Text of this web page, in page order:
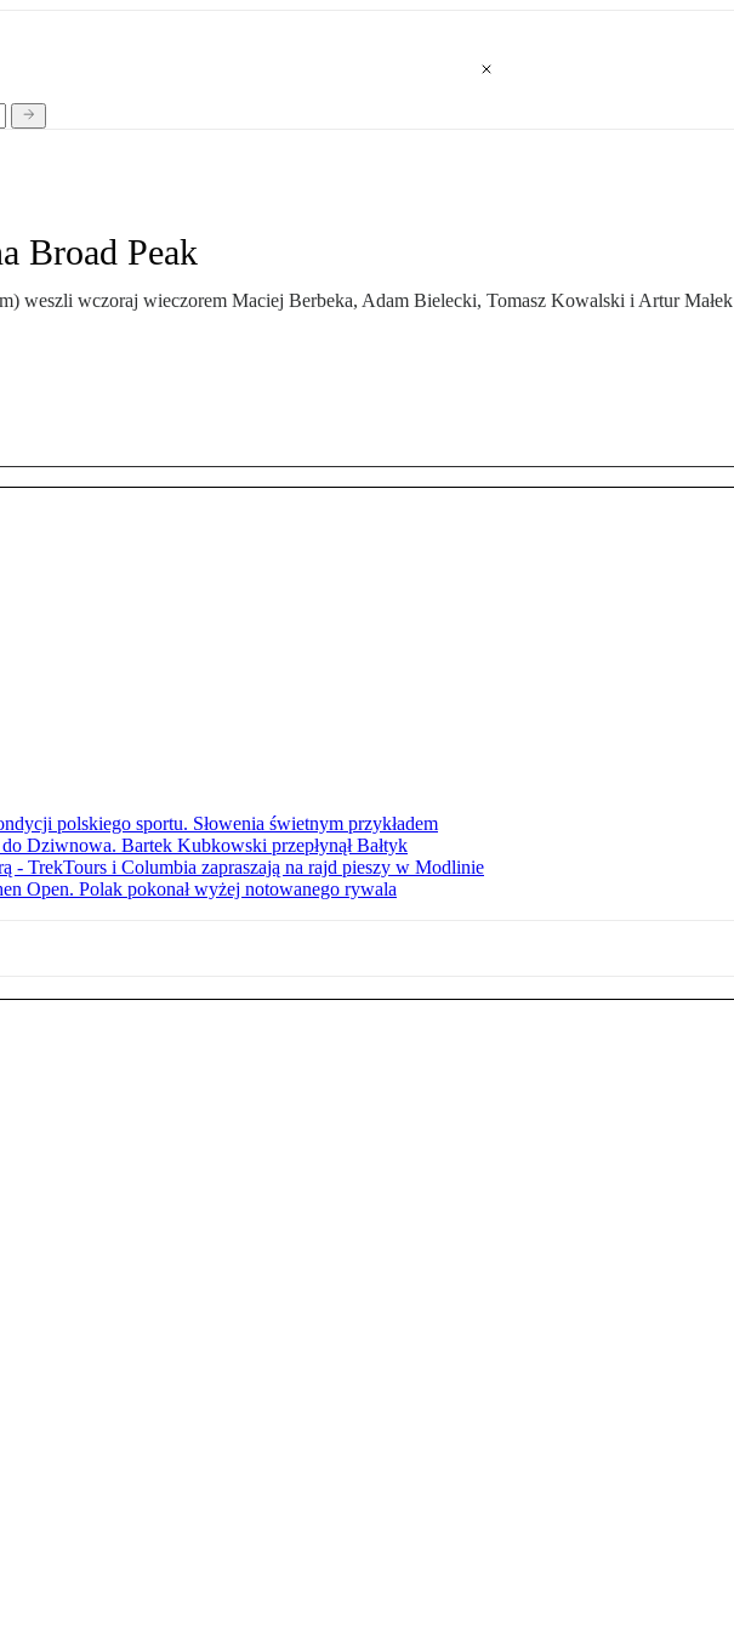
Broad Peak
weszli wczoraj wieczorem Maciej Berbeka, Adam Bielecki, Tomasz Kowalski i Artur Małek
polskiego sportu. Słowenia świetnym przykładem
Dziwnowa. Bartek Kubkowski przepłynął Bałtyk
- TrekTours i Columbia zapraszają na rajd pieszy w Modlinie
Open. Polak pokonał wyżej notowanego rywala